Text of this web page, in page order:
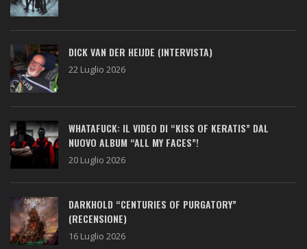
DICK VAN DER HEIJDE (INTERVISTA)
22 Luglio 2026
WHATAFUCK: IL VIDEO DI “KISS OF KERATIS” DAL
NUOVO ALBUM “ALL MY FACES”!
20 Luglio 2026
DARKHOLD “CENTURIES OF PURGATORY”
(RECENSIONE)
16 Luglio 2026